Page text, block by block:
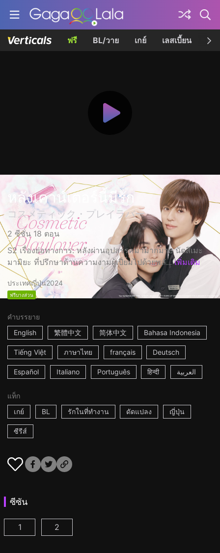
ฟรี BL/วาย เกย์ เลสเบี้ยน เค
หลังเคาน์เตอร์นี้มีรัก
コスメティック・プレイラバー
2 ซีซั่น 18 ตอน
S2 เรื่องย่อทางการ: หลังผ่านอุปสรรคมามากมาย นัตสึเมะ
มามิยะ ที่ปรึกษาด้านความงามผู้เปี่ยมไปด้วยพลั... เพิ่มเติม
ประเทศญี่ปุ่น2024
ฟรีบางส่วน
คำบรรยาย
English
繁體中文 简体中文 Bahasa Indonesia
Tiếng Việt ภาษาไทย français Deutsch
Español Italiano Português हिन्दी العربية
แท็ก
เกย์
BL รักในที่ทำงาน ดัดแปลง ญี่ปุ่น
ซีรีส์
ซีซัน
หลังเคาน์เตอร์นี้มีรัก ตอนที่ 1
1 หลังเคาน์เตอร์นี้มีรัก ซีซัน 2 ตอนที่ 1
2